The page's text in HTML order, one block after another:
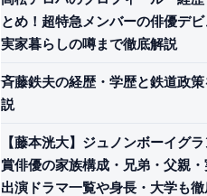
とめ！超特急メンバーの俳優デ
実家暮らしの噂まで徹底解説
斉藤鉄夫の経歴・学歴と鉄道政
説
【藤本洸大】ジュノンボーイグ
賞俳優の家族構成・兄弟・父親・
出演ドラマ一覧や身長・大学も徹